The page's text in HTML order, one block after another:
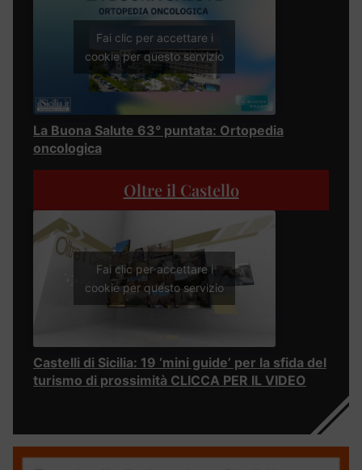
Fai clic per accettare i
cookie per questo servizio
La Buona Salute 63° puntata: Ortopedia
oncologica
Oltre il Castello
Fai clic per accettare i
cookie per questo servizio
Castelli di Sicilia: 19 ‘mini guide’ per la sfida del
turismo di prossimità CLICCA PER IL VIDEO